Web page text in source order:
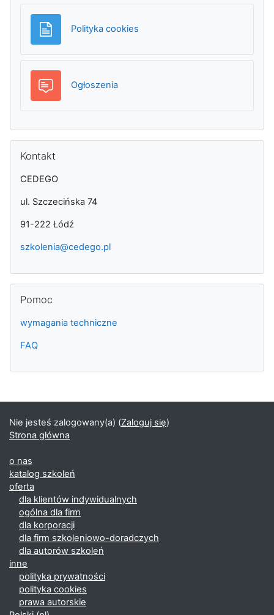
Polityka cookies
OgłoszeniaForum
Kontakt
CEDEGO
ul. Szczecińska 74
91-222 Łódź
szkolenia@cedego.pl
Pomoc
wymagania techniczne
FAQ
Nie jesteś zalogowany(a) (Zaloguj się)
Strona główna
o nas
katalog szkoleń
oferta
dla klientów indywidualnych
ogólna dla firm
dla korporacji
dla firm szkoleniowo-doradczych
dla autorów szkoleń
inne
polityka prywatności
polityka cookies
prawa autorskie